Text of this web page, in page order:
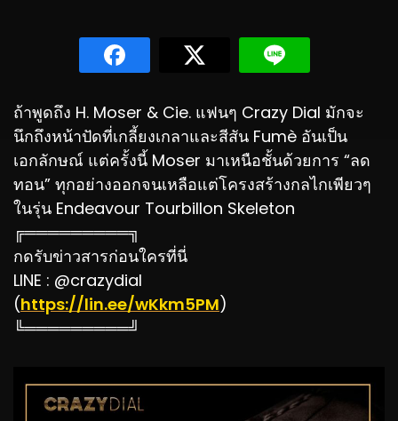
ถ้าพูดถึง H. Moser & Cie. แฟนๆ Crazy Dial มักจะ
นึกถึงหน้าปัดที่เกลี้ยงเกลาและสีสัน Fumè อันเป็น
เอกลักษณ์ แต่ครั้งนี้ Moser มาเหนือชั้นด้วยการ “ลด
ทอน” ทุกอย่างออกจนเหลือแต่โครงสร้างกลไกเพียวๆ
ในรุ่น Endeavour Tourbillon Skeleton
╔═════════╗
กดรับข่าวสารก่อนใครที่นี่
LINE : @crazydial
(https://lin.ee/wKkm5PM)
╚═════════╝